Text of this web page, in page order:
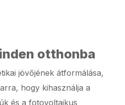
otthonba
jövőjének átformálása,
hogy kihasználja a
és a fotovoltaikus